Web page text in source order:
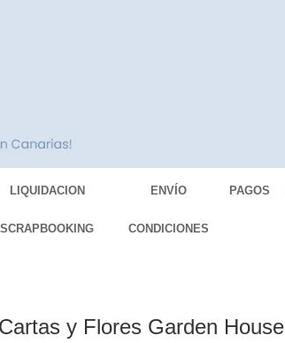
LIQUIDACION
SCRAPBOOKING
ENVÍO
CONDICIONES
PAGOS
y Flores Garden House